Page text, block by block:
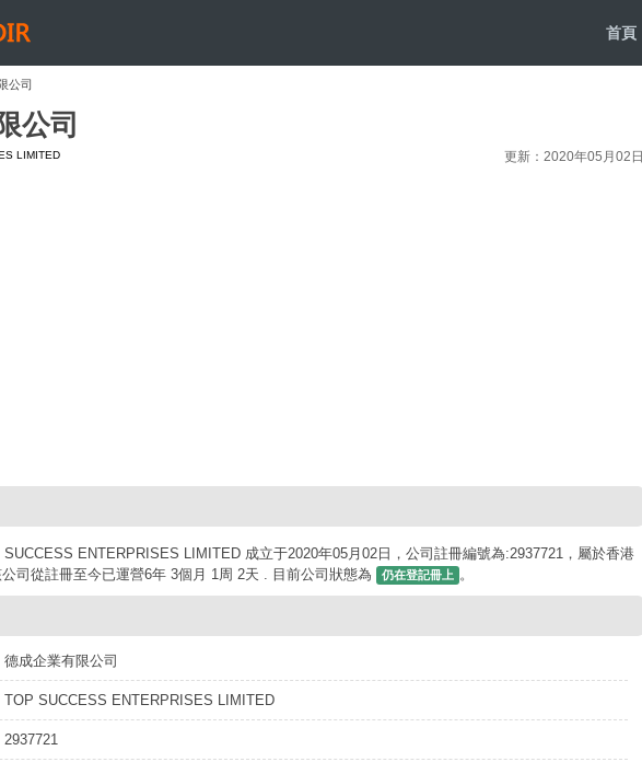
首頁
公司
公司
LIMITED 更新：2020年05月02日
ENTERPRISES LIMITED 成立于2020年05月02日，公司註冊編號為:2937721，屬於香港
司從註冊至今已運營6年 3個月 1周 2天 . 目前公司狀態為
仍在登記冊上 。
德成企業有限公司
TOP SUCCESS ENTERPRISES LIMITED
2937721